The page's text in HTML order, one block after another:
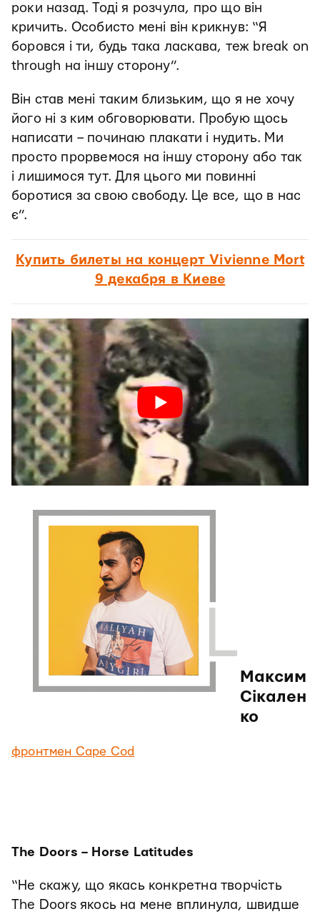
роки назад. Тоді я розчула, про що він
кричить. Особисто мені він крикнув: “Я
боровся і ти, будь така ласкава, теж break on
through на іншу сторону”.
Він став мені таким близьким, що я не хочу
його ні з ким обговорювати. Пробую щось
написати – починаю плакати і нудить. Ми
просто прорвемося на іншу сторону або так
і лишимося тут. Для цього ми повинні
боротися за свою свободу. Це все, що в нас
є”.
Купить билеты на концерт Vivienne Mort
9 декабря в Киеве
Максим
Сікален
ко
фронтмен Cape Cod
The Doors – Horse Latitudes
“Не скажу, що якась конкретна творчість
The Doors якось на мене вплинула, швидше